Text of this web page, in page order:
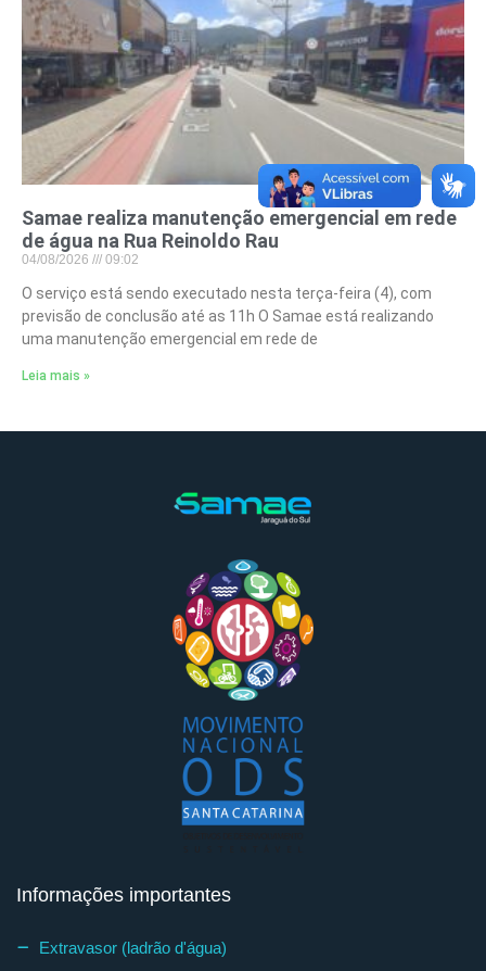
Samae realiza manutenção emergencial em rede
de água na Rua Reinoldo Rau
04/08/2026 09:02
O serviço está sendo executado nesta terça-feira (4), com
previsão de conclusão até as 11h O Samae está realizando
uma manutenção emergencial em rede de
Leia mais »
Informações importantes
Extravasor (ladrão d'água)